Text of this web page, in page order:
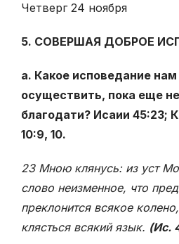
Четверг 24 ноября
5. СОВЕРШАЯ ДОБРОЕ
а. Какое исповедание
осуществить, пока еще
благодати? Исаии 45:23;
10:9, 10.
23 Мною клянусь: из уст
слово неизменное, что
преклонится всякое
клясться всякий язык. (Ис.